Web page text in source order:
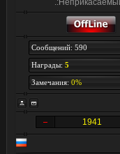
Сообщений: 590
Награды: 5
Замечания: 0%
1941